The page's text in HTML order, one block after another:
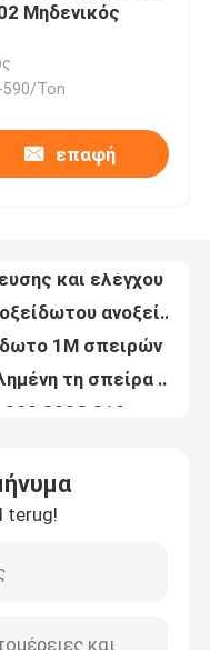
Μηδενικός
590/Ton
επαφή
300 - 2000mm ανοξείδωτο 316 2b καυτό - κυλημένο πιάτο κραμάτων νικελίου SS
304 304l βούρτσισαν κυλημένη τη σπείρα σπείρα φύλλων SS χάλυβα γαλβάνισαν ντυμένα 10mm - 1500mm
SS309 309S 310 σπείρα 309 309S 310 ανοξείδωτου cold-rolled ο ρόλος χάλυβα πιάτων ASTM Aisi
316 316L cold-rolled το γαλβανισμένο ανοξείδωτο 304 BA 2B σπειρών χάλυβα
terug!